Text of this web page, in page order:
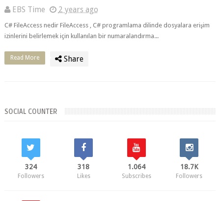
EBS Time 2 years ago
C# FileAccess nedir FileAccess , C# programlama dilinde dosyalara erişim
izinlerini belirlemek için kullanılan bir numaralandırma...
Read More Share
SOCIAL COUNTER
324
Followers
318
Likes
1.064
Subscribes
18.7K
Followers